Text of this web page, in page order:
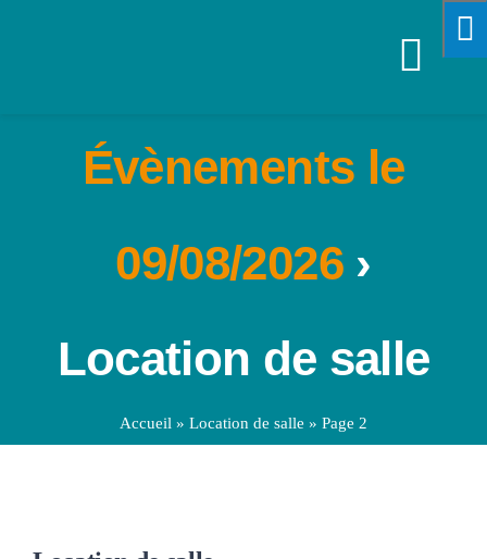
Évènements le
09/08/2026›
Location de salle
Accueil » Location de salle » Page 2